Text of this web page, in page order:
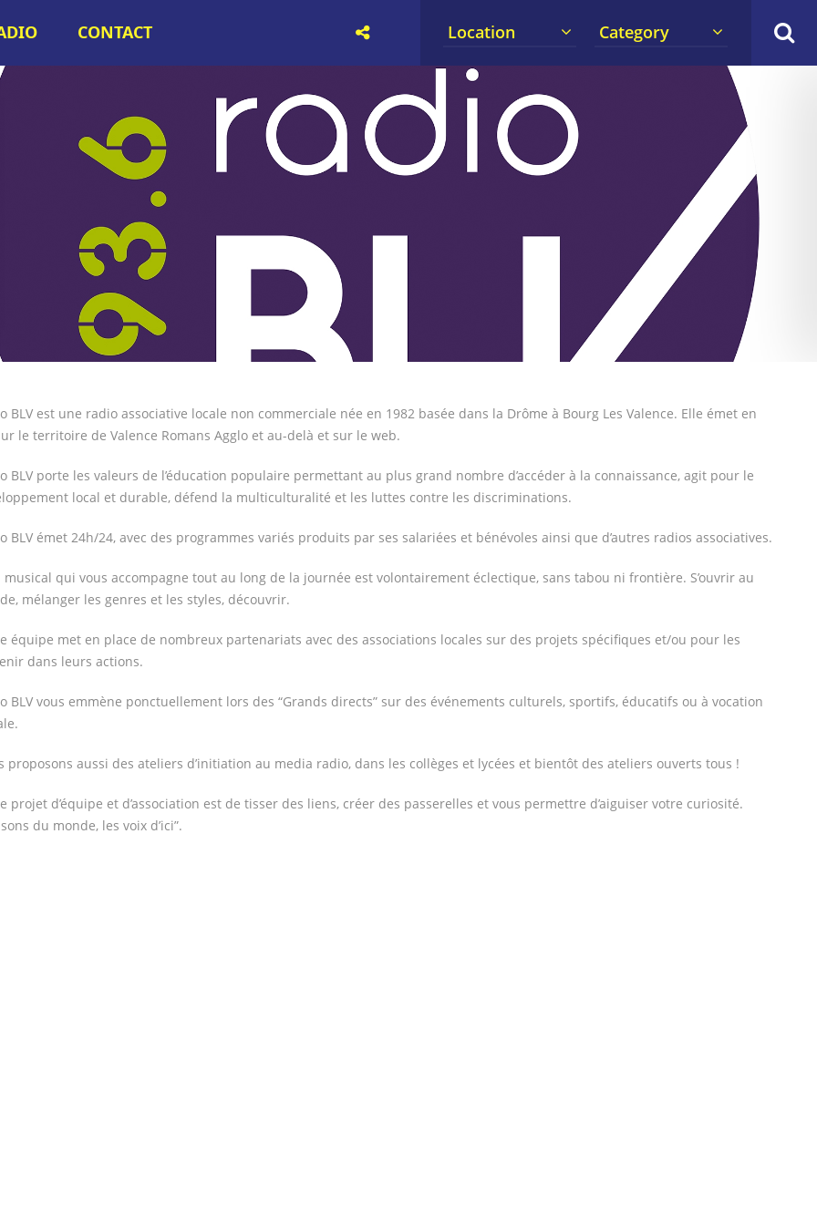
CONTACT Location Category
BLV est une radio associative locale non commerciale née en 1982 basée dans la Drôme à Bourg Les Valence. Elle émet en
le territoire de Valence Romans Agglo et au-delà et sur le web.
BLV porte les valeurs de l’éducation populaire permettant au plus grand nombre d’accéder à la connaissance, agit pour le
local et durable, défend la multiculturalité et les luttes contre les discriminations.
BLV émet 24h/24, avec des programmes variés produits par ses salariées et bénévoles ainsi que d’autres radios associatives.
musical qui vous accompagne tout au long de la journée est volontairement éclectique, sans tabou ni frontière. S’ouvrir au
mélanger les genres et les styles, découvrir.
équipe met en place de nombreux partenariats avec des associations locales sur des projets spécifiques et/ou pour les
dans leurs actions.
BLV vous emmène ponctuellement lors des “Grands directs” sur des événements culturels, sportifs, éducatifs ou à vocation
proposons aussi des ateliers d’initiation au media radio, dans les collèges et lycées et bientôt des ateliers ouverts tous !
projet d’équipe et d’association est de tisser des liens, créer des passerelles et vous permettre d’aiguiser votre curiosité.
sons du monde, les voix d’ici”.